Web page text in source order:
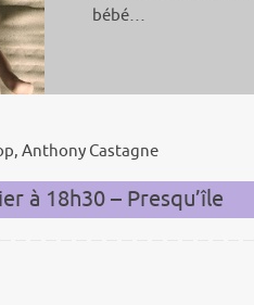
bébé…
Anthony Castagne
à 18h30 – Presqu’île